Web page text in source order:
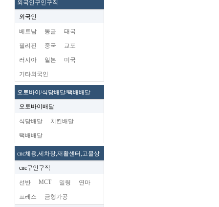
외국인구인구직
외국인
베트남 몽골 태국
필리핀 중국 교포
러시아 일본 미국
기타외국인
오토바이/식당배달/택배배달
오토바이배달
식당배달 치킨배달
택배배달
cnc체용,세차장,재활센터,고물상
cnc구인구직
선반 MCT 밀링 연마
프레스 금형가공